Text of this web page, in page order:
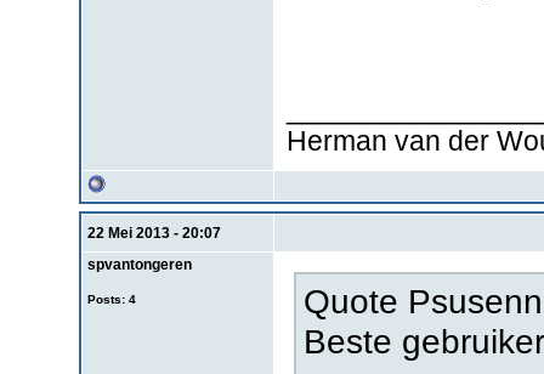
Herman van der
22 Mei 2013 - 20:07
spvantongeren
Posts: 4
Quote
Beste